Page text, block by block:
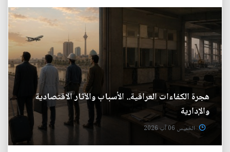
هجرة الكفاءات العراقية.. الأسباب والآثار الاقتصادية
والإدارية
الخميس 06 آب 2026